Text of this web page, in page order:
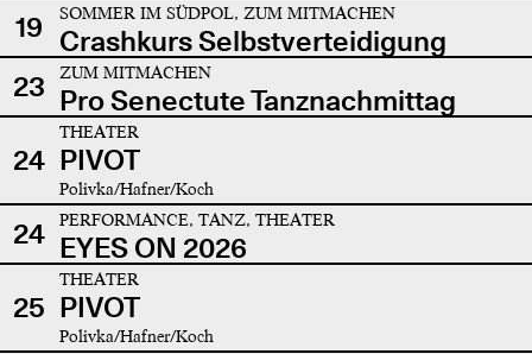
19 SOMMER IM SÜDPOL, ZUM MITMACHEN
Crashkurs Selbstverteidigung
23
ZUM MITMACHEN
Pro Senectute Tanznachmittag
24
THEATER
PIVOT
Polivka/Hafner/Koch
24 PERFORMANCE, TANZ, THEATER
EYES ON 2026
25
THEATER
PIVOT
Polivka/Hafner/Koch